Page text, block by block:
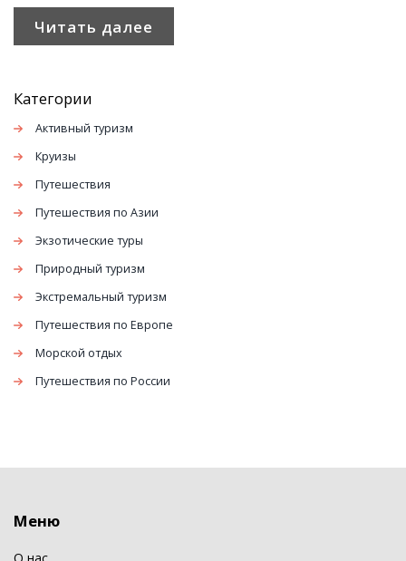
Читать далее
Категории
Активный туризм
Круизы
Путешествия
Путешествия по Азии
Экзотические туры
Природный туризм
Экстремальный туризм
Путешествия по Европе
Морской отдых
Путешествия по России
Меню